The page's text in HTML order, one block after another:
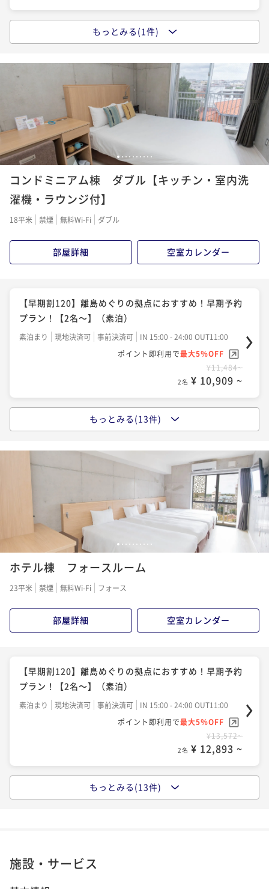
【お部屋お任せプラン】 おまかせだからこの価格！八
事前決済可
IN 18:00 - 24:00 OUT11:00
ポイント即利用で最大5％OFF
¥15,294~
2名 ¥ 14,529 ~
もっとみる(1件)
1 2 3 4 5 6 7 8 9 10
コンドミニアム棟 ダブル【キッチン・室内洗
濯機・ラウンジ付】
18平米 禁煙 無料Wi-Fi ダブル
部屋詳細 空室カレンダー
【早期割120】離島めぐりの拠点におすすめ！早期予約
プラン！【2名～】（素泊）
素泊まり 現地決済可 事前決済可
IN 15:00 - 24:00 OUT11:00
ポイント即利用で最大5％OFF
¥11,484~
2名 ¥ 10,909 ~
【早期割90】早めの予約がお得♪石垣島観光満喫プラ
事前決済可
IN 15:00 - 24:00 OUT11:00
ポイント即利用で
最大5％OFF
¥11,880~
¥ 11,286 ~
【早期割60】60日前までのご予約でお得！離島ターミ
ナル徒歩7分の好立地ステイ！【2名～】（素泊）
¥12,276~
2名 ¥ 11,662 ~
【石垣島の自然を感じるステイ】アクセス抜群♪石垣
島観光満喫ステイ♪【2名～】（素泊）
素泊まり 現地決済可 事前決済可
IN 15:00 - 24:00 OUT11:00
ポイント即利用で 最大5％OFF
¥13,200~
2名 ¥ 12,540 ~
【早期割120】朝から最高のご褒美！石垣牛ローストビ
ーフと海鮮丼の贅沢朝ごはん！【2名～】（朝食付）
もっとみる(13件)
1 2 3 4 5 6 7 8 9 10
ホテル棟 フォースルーム
23平米 禁煙 無料Wi-Fi フォース
部屋詳細 空室カレンダー
【早期割120】離島めぐりの拠点におすすめ！早期予約
プラン！【2名～】（素泊）
素泊まり 現地決済可 事前決済可
IN 15:00 - 24:00 OUT11:00
ポイント即利用で最大5％OFF
¥13,572~
2名 ¥ 12,893 ~
【早期割90】早めの予約がお得♪石垣島観光満喫プラ
もっとみる(13件)
施設・サービス